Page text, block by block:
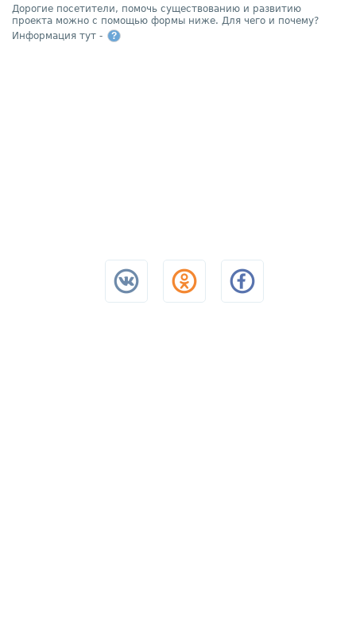
Дорогие посетители, помочь существованию и развитию
проекта можно с помощью формы ниже. Для чего и почему?
Информация тут -
?